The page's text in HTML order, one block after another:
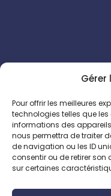
Gérer
Pour offrir les meilleures
technologies telles que
informations des
nous permettra de traiter
de navigation ou les ID
consentir ou de retirer
sur certaines